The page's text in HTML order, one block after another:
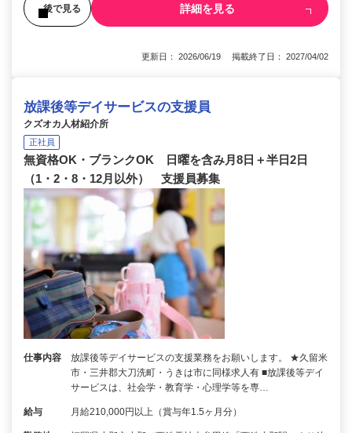
後で見る 詳細を見る
更新日： 2026/06/19 掲載終了日： 2027/04/02
放課後等デイサービスの支援員
クズオカ人材紹介所
正社員
無資格OK・ブランクOK 日曜を含み月8日＋半日2日
（1・2・8・12月以外） 支援員募集
仕事内容
放課後等デイサービスの支援業務をお願いします。 ★久留米
市・三井郡大刀洗町・うきは市に同様求人有 ■放課後等デイ
サービスは、社会学・教育学・心理学等を専…
給与 月給210,000円以上（賞与年1.5ヶ月分）